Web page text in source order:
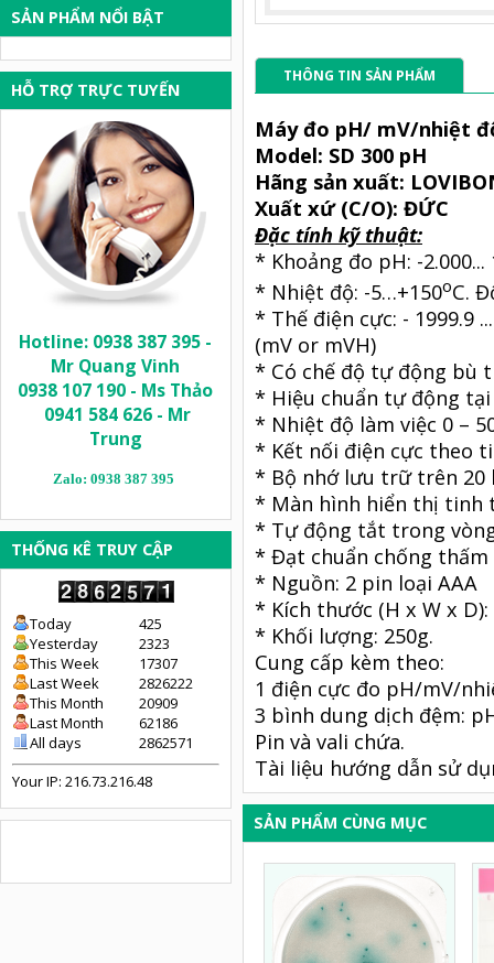
SẢN PHẨM NỔI BẬT
HỖ TRỢ TRỰC TUYẾN
Hotline: 0938 387 395 -
Mr Quang Vinh
0938 107 190 - Ms Thảo
0941 584 626 - Mr
Trung
Zalo: 0938 387 395
THỐNG KÊ TRUY CẬP
Today
425
Yesterday
2323
This Week
17307
Last Week
2826222
This Month
20909
Last Month
62186
All days
2862571
Your IP: 216.73.216.48
THÔNG TIN SẢN PHẨM
Máy đo pH/ mV/nhiệt
Model: SD 300 pH
Hãng sản xuất:
Xuất xứ (C/O): ĐỨC
Đặc tính kỹ thuật:
* Khoảng đo pH: -
* Nhiệt độ: -5…+150oC.
* Thế điện cực: - 1999.9
(mV or mVH)
* Có chế độ tự động bù
* Hiệu chuẩn tự động tại
* Nhiệt độ làm việc 0 –
* Kết nối điện cực theo
* Bộ nhớ lưu trữ trên 20
* Màn hình hiển thị tinh
* Tự động tắt trong
* Đạt chuẩn chống thấm
* Nguồn: 2 pin loại AAA
* Kích thước (H x W x
* Khối lượng: 250g.
Cung cấp kèm theo:
1 điện cực đo pH/mV/
3 bình dung dịch đệm:
Pin và vali chứa.
Tài liệu hướng dẫn sử
SẢN PHẨM CÙNG MỤC